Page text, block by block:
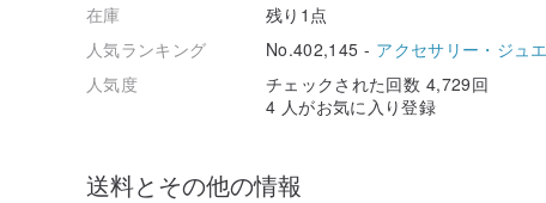
在庫
残り1点
人気ランキング
No.402,145 - アクセサリー・ジュ
人気度
チェックされた回数 4,729回
4 人がお気に入り登録
送料とその他の情報